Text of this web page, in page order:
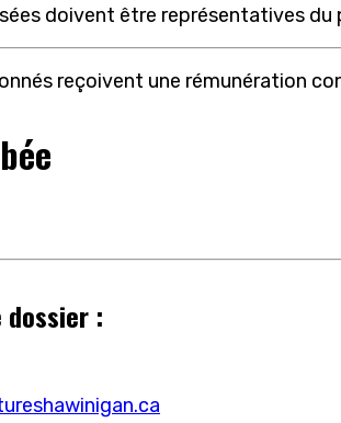
doivent être représentatives du
reçoivent une rémunération
dossier :